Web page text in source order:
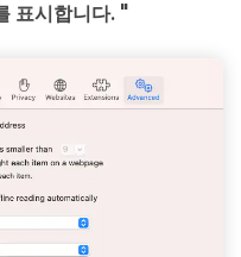
표시합니다. "